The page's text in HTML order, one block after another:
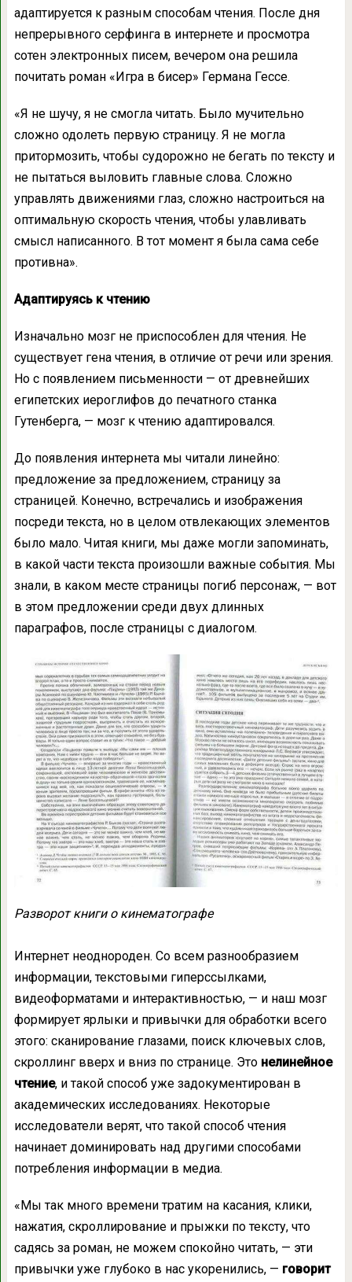
адаптируется к разным способам чтения. После дня
непрерывного серфинга в интернете и просмотра
сотен электронных писем, вечером она решила
почитать роман «Игра в бисер» Германа Гессе.
«Я не шучу, я не смогла читать. Было мучительно
сложно одолеть первую страницу. Я не могла
притормозить, чтобы судорожно не бегать по тексту и
не пытаться выловить главные слова. Сложно
управлять движениями глаз, сложно настроиться на
оптимальную скорость чтения, чтобы улавливать
смысл написанного. В тот момент я была сама себе
противна».
Адаптируясь к чтению
Изначально мозг не приспособлен для чтения. Не
существует гена чтения, в отличие от речи или зрения.
Но с появлением письменности — от древнейших
египетских иероглифов до печатного станка
Гутенберга, — мозг к чтению адаптировался.
До появления интернета мы читали линейно:
предложение за предложением, страницу за
страницей. Конечно, встречались и изображения
посреди текста, но в целом отвлекающих элементов
было мало. Читая книги, мы даже могли запоминать,
в какой части текста произошли важные события. Мы
знали, в каком месте страницы погиб персонаж, — вот
в этом предложении среди двух длинных
параграфов, после страницы с диалогом.
Разворот книги о кинематографе
Интернет неоднороден. Со всем разнообразием
информации, текстовыми гиперссылками,
видеоформатами и интерактивностью, — и наш мозг
формирует ярлыки и привычки для обработки всего
этого: сканирование глазами, поиск ключевых слов,
скроллинг вверх и вниз по странице. Это нелинейное
чтение, и такой способ уже задокументирован в
академических исследованиях. Некоторые
исследователи верят, что такой способ чтения
начинает доминировать над другими способами
потребления информации в медиа.
«Мы так много времени тратим на касания, клики,
нажатия, скроллирование и прыжки по тексту, что
садясь за роман, не можем спокойно читать, — эти
привычки уже глубоко в нас укоренились, — говорит